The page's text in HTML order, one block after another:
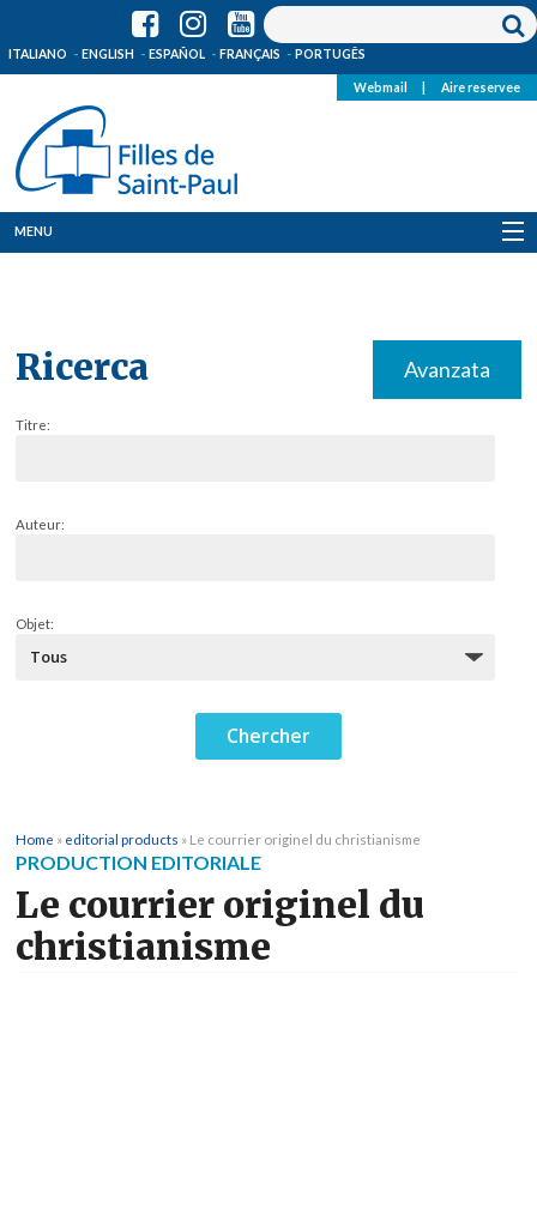
ITALIANO ENGLISH ESPAÑOL FRANÇAIS PORTUGÊS
Webmail Aire reservee
MENU
Ricerca Avanzata
Titre:
Auteur:
Objet:
Home » editorial products » Le courrier originel du christianisme
PRODUCTION EDITORIALE
Le courrier originel du
christianisme